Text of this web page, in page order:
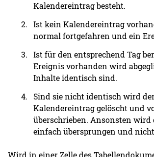
Kalendereintrag besteht.
Ist kein Kalendereintrag
normal fortgefahren und ein
Ist für den entsprechend Tag
Ereignis vorhanden wird
Inhalte identisch sind.
Sind sie nicht identisch wird
Kalendereintrag gelöscht und
überschrieben. Ansonsten wird
einfach übersprungen und
Wird in einer Zelle des